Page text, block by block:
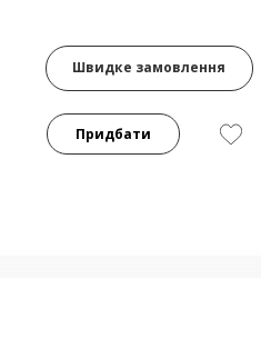
Швидке замовлення
Придбати